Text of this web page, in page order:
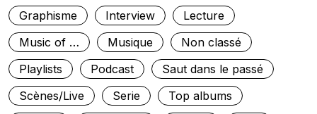
Graphisme
Interview
Lecture
Music of …
Musique
Non classé
Playlists
Podcast
Saut dans le passé
Scènes/Live
Serie
Top albums